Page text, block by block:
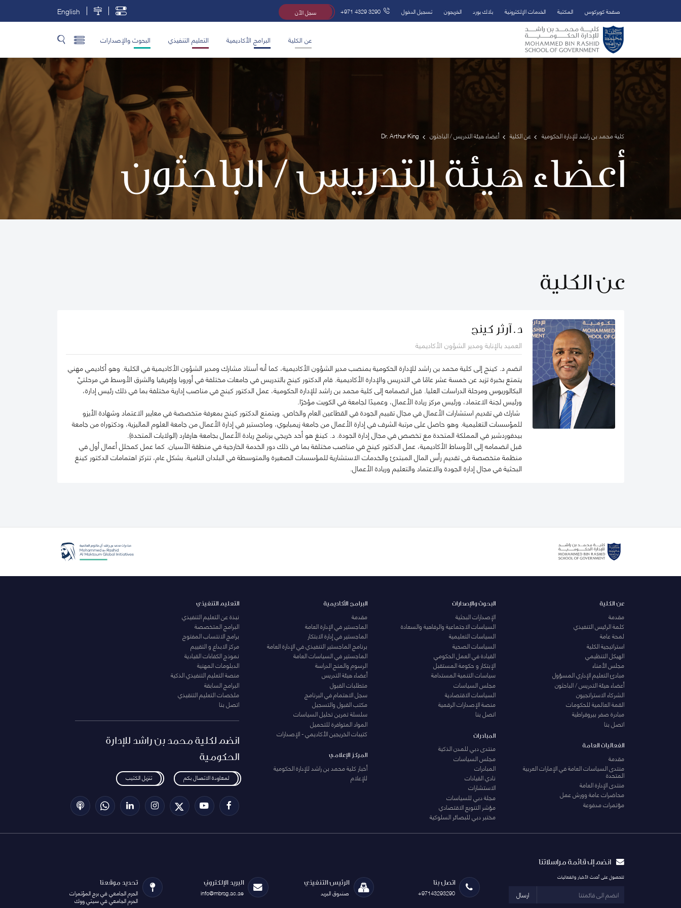
تخطي إلى المحتوى الرئيسي
فتح قائمة الوصول
صفحة كويركوس المكتبة الخدمات الإلكترونية بلاك بورد الخريجون تسجيل الدخول +971 4329 3290 سجل الآن English
عن الكلية البرامج الأكاديمية التعليم التنفيذي البحوث والإصدارات
كلية محمد بن راشد للإدارة الحكومية عن الكلية أعضاء هيئة التدريس / الباحثون Dr. Arthur King
أعضاء هيئة التدريس / الباحثون
عن الكلية
د. آرثر كينج
العميد بالإنابة ومدير الشؤون الأكاديمية
انضم د. كينج إلى كلية محمد بن راشد للإدارة الحكومية بمنصب مدير الشؤون الأكاديمية، كما أنه أستاذ مشارك ومدير الشؤون الأكاديمية في الكلية. وهو أكاديمي مهني
يتمتع بخبرة تزيد عن خمسة عشر عامًا في التدريس والإدارة الأكاديمية. قام الدكتور كينج بالتدريس في جامعات مختلفة في أوروبا وإفريقيا والشرق الأوسط في مرحلتيّ
البكالوريوس ومرحلة الدراسات العليا. قبل انضمامه إلى كلية محمد بن راشد للإدارة الحكومية، عمل الدكتور كينج في مناصب إدارية مختلفة بما في ذلك رئيس إدارة،
ورئيس لجنة الاعتماد، ورئيس مركز ريادة الأعمال، وعميدًا لجامعة في الكويت مؤخرًا.
شارك في تقديم استشارات الأعمال في مجال تقييم الجودة في القطاعين العام والخاص. ويتمتع الدكتور كينج بمعرفة متخصصة في معايير الاعتماد وشهادة الأيزو
للمؤسسات التعليمية. وهو حاصل على مرتبة الشرف في إدارة الأعمال من جامعة زيمبابوي، وماجستير في إدارة الأعمال من جامعة العلوم الماليزية، ودكتوراه من جامعة
بيدفوردشير في المملكة المتحدة مع تخصص في مجال إدارة الجودة. د. كينغ هو أحد خريجي برنامج ريادة الأعمال بجامعة هارفارد (الولايات المتحدة).
قبل انضمامه إلى الأوساط الأكاديمية، عمل الدكتور كينج في مناصب مختلفة بما في ذلك دور الخدمة الخارجية في منطقة الآسيان. كما عمل كمحلل أعمال أول في
منظمة متخصصة في تقديم رأس المال المبتدئ والخدمات الاستشارية للمؤسسات الصغيرة والمتوسطة في البلدان النامية. بشكل عام، تتركز اهتمامات الدكتور كينغ
البحثية في مجال إدارة الجودة والاعتماد والتعليم وريادة الأعمال.
عن الكلية
مقدمة
كلمة الرئيس التنفيذي
لمحة عامة
استراتيجية الكلية
الهيكل التنظيمي
مجلس الأمناء
مبادئ التعليم الإداري المسؤول
أعضاء هيئة التدريس / الباحثون
الشركاء الاستراتجيون
القمة العالمية للحكومات
مبادرة صفر بيروقراطية
اتصل بنا
الفعاليات العامة
مقدمة
منتدى السياسات العامة في الإمارات العربية
المتحدة
منتدى الإدارة العامة
محاضرات عامة وورش عمل
مؤتمرات مدفوعة
البحوث والإصدارات
الإصدارات البحثية
السياسات الاجتماعية والرفاهية والسعادة
السياسات التعليمية
السياسات الصحية
القيادة في العمل الحكومي
الإبتكار و حكومة المستقبل
سياسات التنمية المستدامة
مجلس السياسات
السياسات الاقتصادية
منصة الإصدارات الرقمية
اتصل بنا
المبادرات
منتدى دبي للمدن الذكية
مجلس السياسات
المبادرات
نادي القيادات
الاستشارات
مجلة دبي للسياسات
مؤشر التنويع الاقتصادي
مختبر دبي للبصائر السلوكية
البرامج الأكاديمية
مقدمة
الماجستير في الإدارة العامة
الماجستير في إدارة الابتكار
برنامج الماجستير التنفيذي في الإدارة العامة
الماجستير في السياسات العامة
الرسوم والمنح الدراسة
أعضاء هيئة التدريس
متطلبات القبول
سجل الاهتمام في البرنامج
مكتب القبول والتسجيل
سلسلة تمرين تحليل السياسات
المواد المتوافرة للتحميل
كتيبات الخريجين الأكاديمي - الإصدارات
المركز الإعلامي
أخبار كلية محمد بن راشد للإدارة الحكومية
للإعلام
التعليم التنفيذي
نبذة عن التعليم التنفيذي
البرامج المتخصصة
برامج الانتساب المفتوح
مركز الابداع و التقييم
نموذج الكفاءات القيادية
الدبلومات المهنية
منصة التعليم التنفيذي الذكية
البرامج السابقة
ملخصات التعليم التنقيذي
اتصل بنا
انضم لكلية محمد بن راشد للإدارة
الحكومية
لمعاودة الاتصال بكم تنزيل الكتيب
انضم إلى قائمة مراسلاتنا
للحصول على أحدث الأخبار والفعاليات
ارسال
اتصل بنا
+97143293290
الرئيس التنفيذي
صندوق البريد
البريد الإلكتروني
info@mbrsg.ac.ae
تحديد موقعنا
الحرم الجامعي في برج المؤتمرات
الحرم الجامعي في سيتي ووك